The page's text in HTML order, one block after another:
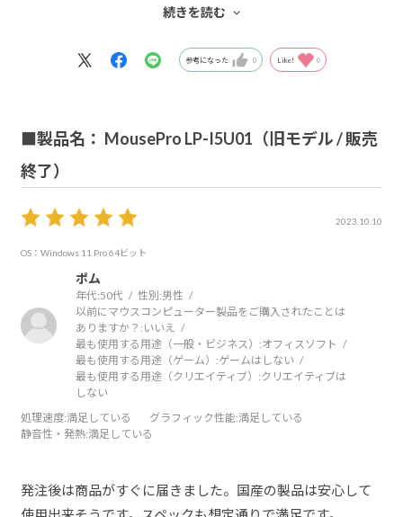
続きを読む
参考になった 0 Like! 0
■製品名： MousePro LP-I5U01（旧モデル / 販売
終了）
2023.10.10
OS：Windows 11 Pro 64ビット
ポム
年代:50代 性別:男性
以前にマウスコンピューター製品をご購入されたことは
ありますか？: いいえ
最も使用する用途（一般・ビジネス）:オフィスソフト
最も使用する用途（ゲーム）:ゲームはしない
最も使用する用途（クリエイティブ）:クリエイティブは
しない
処理速度:満足している グラフィック性能:満足している
静音性・発熱:満足している
発注後は商品がすぐに届きました。国産の製品は安心して